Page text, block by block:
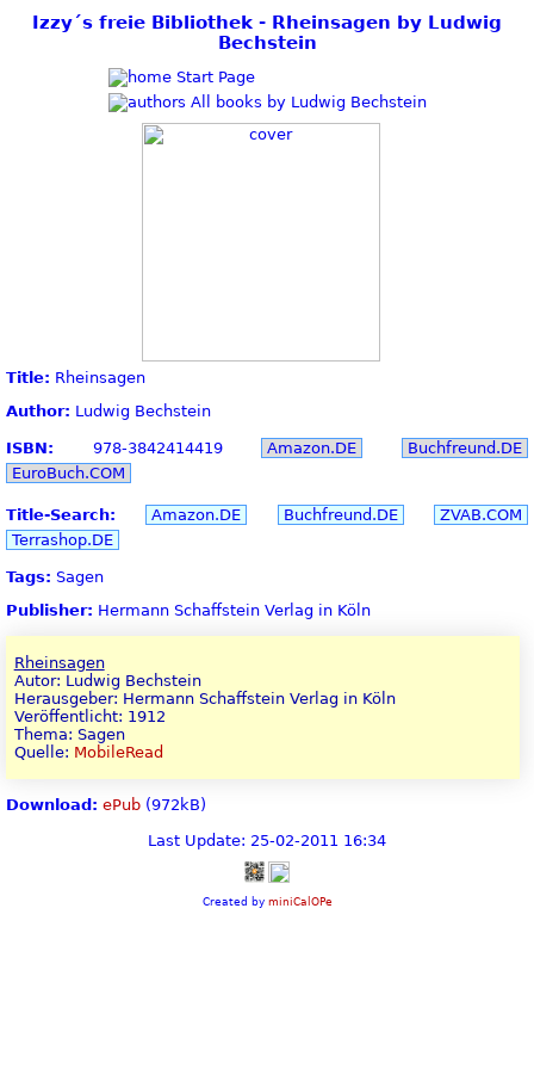
Izzy´s freie Bibliothek - Rheinsagen by Ludwig
Bechstein
Start Page
All books by Ludwig Bechstein
Title: Rheinsagen
Author: Ludwig Bechstein
ISBN: 978-3842414419 Amazon.DE
Buchfreund.DE
EuroBuch.COM
Title-Search: Amazon.DE Buchfreund.DE
ZVAB.COM
Terrashop.DE
Tags: Sagen
Publisher: Hermann Schaffstein Verlag in Köln
Rheinsagen
Autor: Ludwig Bechstein
Herausgeber: Hermann Schaffstein Verlag in Köln
Veröffentlicht: 1912
Thema: Sagen
Quelle: MobileRead
Download: ePub (972kB)
Last Update: 25-02-2011 16:34
Created by miniCalOPe